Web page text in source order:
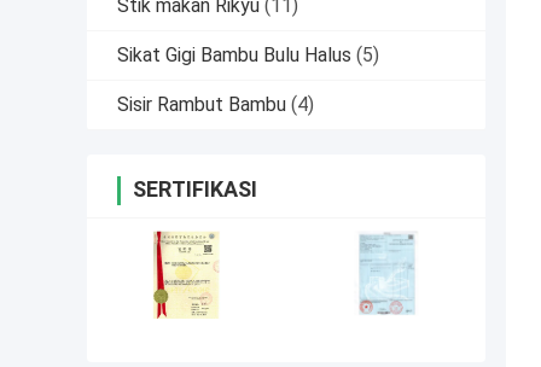
Stik makan Rikyu (11)
Sikat Gigi Bambu Bulu Halus (5)
Sisir Rambut Bambu (4)
SERTIFIKASI